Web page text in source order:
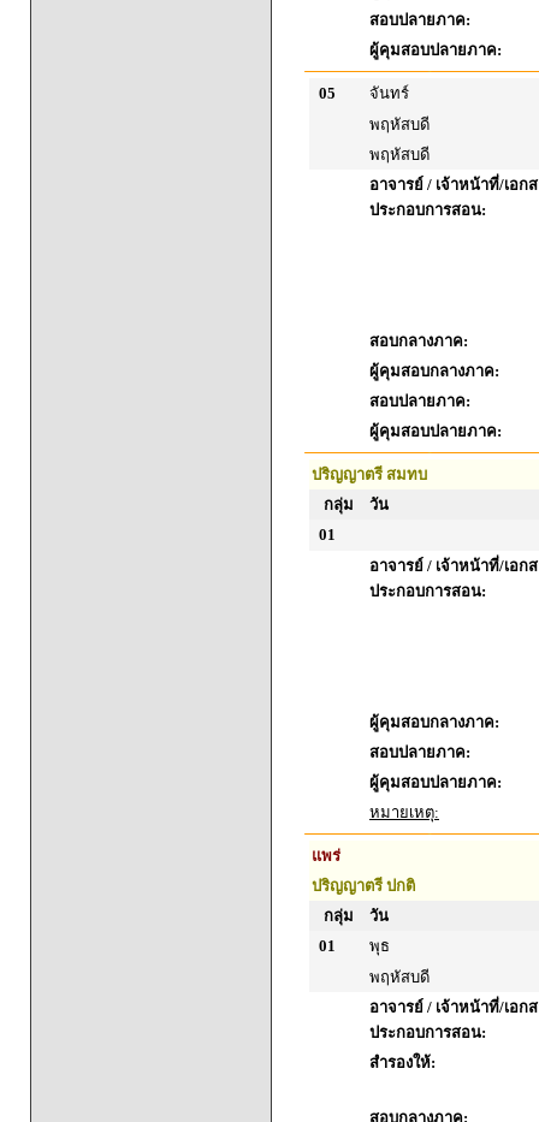
สอบปลายภาค:
ผู้คุมสอบปลายภาค:
05
จันทร์
พฤหัสบดี
พฤหัสบดี
อาจารย์ / เจ้าหน้าที่/เอก
ประกอบการสอน:
สอบกลางภาค:
ผู้คุมสอบกลางภาค:
สอบปลายภาค:
ผู้คุมสอบปลายภาค:
ปริญญาตรี สมทบ
กลุ่ม
วัน
01
อาจารย์ / เจ้าหน้าที่/เอก
ประกอบการสอน:
ผู้คุมสอบกลางภาค:
สอบปลายภาค:
ผู้คุมสอบปลายภาค:
หมายเหตุ:
แพร่
ปริญญาตรี ปกติ
กลุ่ม
วัน
01
พุธ
พฤหัสบดี
อาจารย์ / เจ้าหน้าที่/เอก
ประกอบการสอน:
สำรองให้:
สอบกลางภาค: